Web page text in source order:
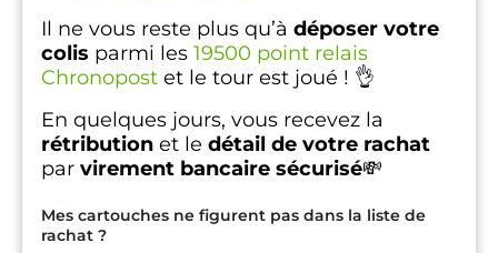
Il ne vous reste plus qu’à déposer votre
colis parmi les 19500 point relais
Chronopost et le tour est joué ! 👌
En quelques jours, vous recevez la
rétribution et le détail de votre rachat
par virement bancaire sécurisé💸
Mes cartouches ne figurent pas dans la liste de
rachat ?